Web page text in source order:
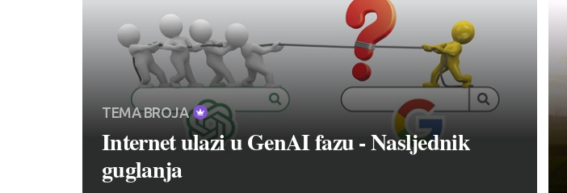
TEMA BROJA
Internet ulazi u GenAI fazu - Nasljednik
guglanja